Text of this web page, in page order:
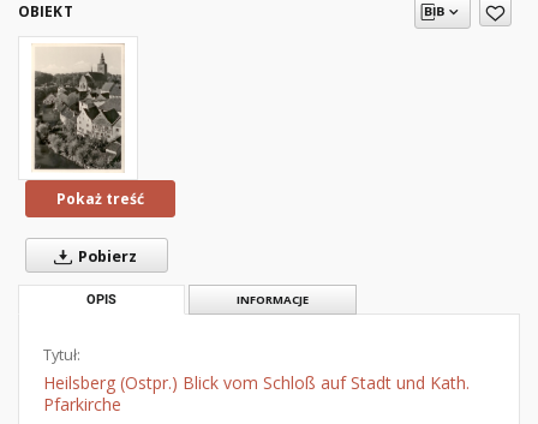
OBIEKT
Pokaż treść
Pobierz
OPIS INFORMACJE
Tytuł:
Heilsberg (Ostpr.) Blick vom Schloß auf Stadt und Kath.
Pfarkirche